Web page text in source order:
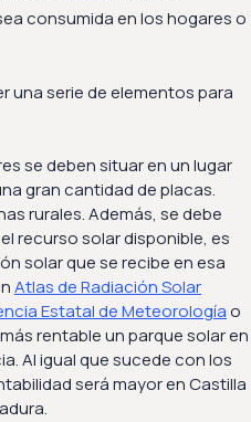
consumida en los hogares o
una serie de elementos para
se deben situar en un lugar
gran cantidad de placas.
rurales. Además, se debe
recurso solar disponible, es
solar que se recibe en esa
Atlas de Radiación Solar
Estatal de Meteorologíao
rentable un parque solar en
Al igual que sucede con los
será mayor en Castilla